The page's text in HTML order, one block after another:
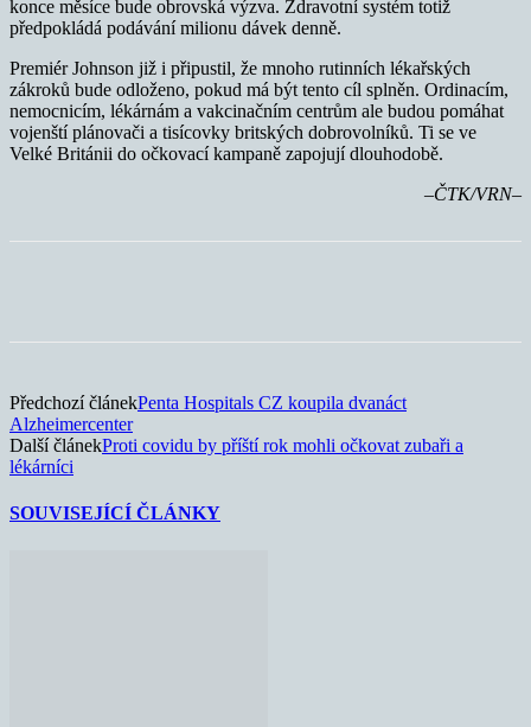
konce měsíce bude obrovská výzva. Zdravotní systém totiž
předpokládá podávání milionu dávek denně.
Premiér Johnson již i připustil, že mnoho rutinních lékařských
zákroků bude odloženo, pokud má být tento cíl splněn. Ordinacím,
nemocnicím, lékárnám a vakcinačním centrům ale budou pomáhat
vojenští plánovači a tisícovky britských dobrovolníků. Ti se ve
Velké Británii do očkovací kampaně zapojují dlouhodobě.
–ČTK/VRN–
Předchozí článekPenta Hospitals CZ koupila dvanáct
Alzheimercenter
Další článekProti covidu by příští rok mohli očkovat zubaři a
lékárníci
SOUVISEJÍCÍ ČLÁNKY